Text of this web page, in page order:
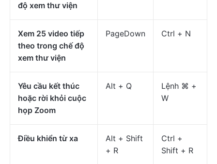
độ xem thư viện
Xem 25 video tiếp
theo trong chế độ
xem thư viện
PageDown Ctrl + N
Yêu cầu kết thúc
hoặc rời khỏi cuộc
họp Zoom
Alt + Q
Lệnh ⌘ +
W
Điều khiển từ xa
Alt + Shift
+ R
Ctrl +
Shift + R